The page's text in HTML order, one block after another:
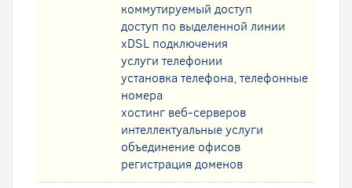
коммутируемый доступ
доступ по выделенной линии
xDSL подключения
услуги телефонии
установка телефона, телефонные
номера
хостинг веб-серверов
интеллектуальные услуги
oбъединение офисов
регистрация доменов